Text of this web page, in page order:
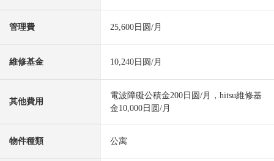
管理費 25,600日圆/月
維修基金 10,240日圆/月
其他費用
電波障礙公積金200日圆/月，hitsu維修基
金10,000日圆/月
物件種類 公寓